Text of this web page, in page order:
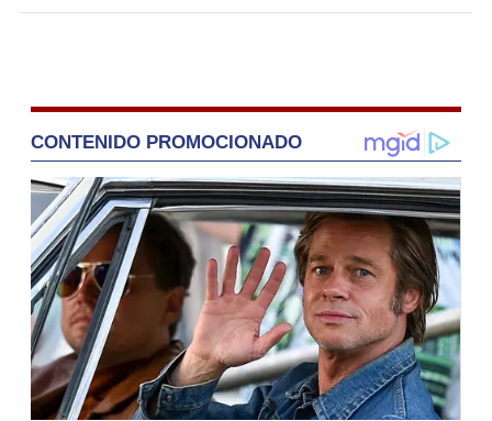
CONTENIDO PROMOCIONADO